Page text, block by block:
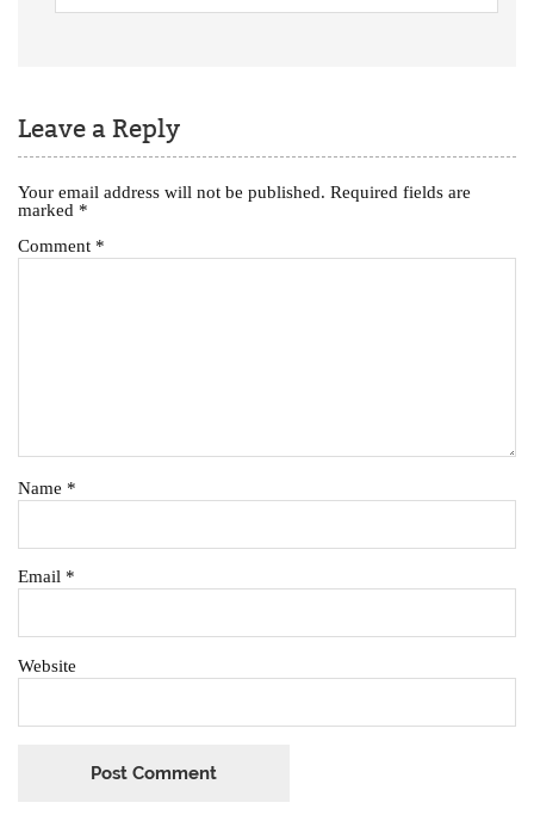
Leave a Reply
Your email address will not be published. Required fields are
marked *
Comment *
Name *
Email *
Website